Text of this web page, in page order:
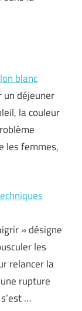
blanc
un déjeuner
la couleur
les femmes,
» désigne
les
relancer la
rupture
…